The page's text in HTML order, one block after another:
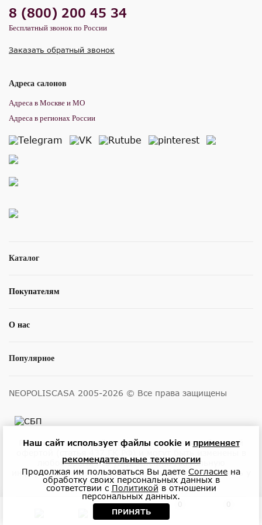
Каталог
Покупателям
О нас
Популярное
8 (800) 200 45 34
Бесплатный звонок по России
Заказать обратный звонок
Адреса салонов
Адреса в Москве и МО
Адреса в регионах России
NEOPOLISCASA 2005-2026 © Все права защищены
Размещенные на сайте цены не являются публичной
любое время без уведомления. Актуальную
информацию о ценах и наличии товара можно узнать у
менеджеров по телефону или в салонах.
Наш сайт использует файлы cookie и применяет
рекомендательные технологии
Продолжая им пользоваться Вы даете Согласие на
обработку своих персональных данных в
соответствии с Политикой в отношении
персональных данных.
ПРИНЯТЬ